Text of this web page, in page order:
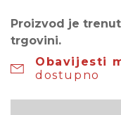
Proizvod je
trgovini.
Obavijesti
dostupno